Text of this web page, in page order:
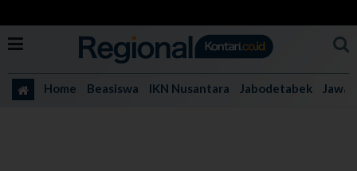
Home Beasiswa IKN Nusantara Jabodetabek Jawa